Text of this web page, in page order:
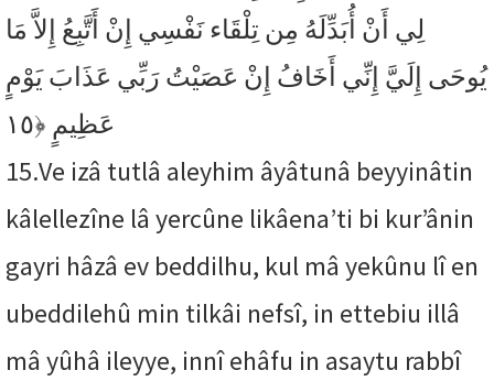
لِي أَنْ أُبَدِّلَهُ مِن تِلْقَاء نَفْسِي إِنْ أَتَّبِعُ إِلاَّ مَا
يُوحَى إِلَيَّ إِنِّي أَخَافُ إِنْ عَصَيْتُ رَبِّي عَذَابَ يَوْمٍ
عَظِيمٍ ﴿١٥
15.Ve izâ tutlâ aleyhim âyâtunâ beyyinâtin
kâlellezîne lâ yercûne likâena’ti bi kur’ânin
gayri hâzâ ev beddilhu, kul mâ yekûnu lî en
ubeddilehû min tilkâi nefsî, in ettebiu illâ
mâ yûhâ ileyye, innî ehâfu in asaytu rabbî